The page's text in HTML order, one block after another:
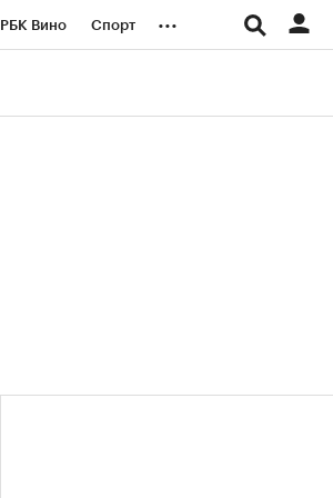
РБК Вино Спорт ...